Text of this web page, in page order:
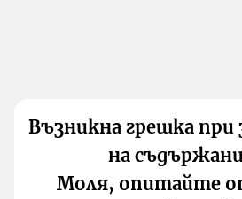
Възникна грешка
на
Моля, опитайте